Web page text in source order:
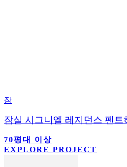
잠
잠실 시그니엘 레지던스 펜트
70평대 이상
EXPLORE PROJECT